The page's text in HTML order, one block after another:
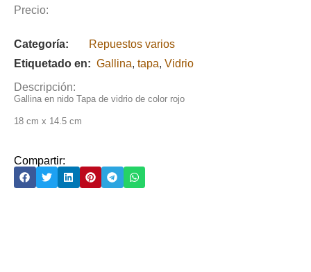
Precio:
Categoría:
Repuestos varios
Etiquetado en: Gallina, tapa, Vidrio
Descripción:
Gallina en nido Tapa de vidrio de color rojo
18 cm x 14.5 cm
Compartir: